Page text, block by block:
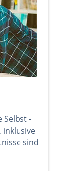
Selbst -
inklusive
sind